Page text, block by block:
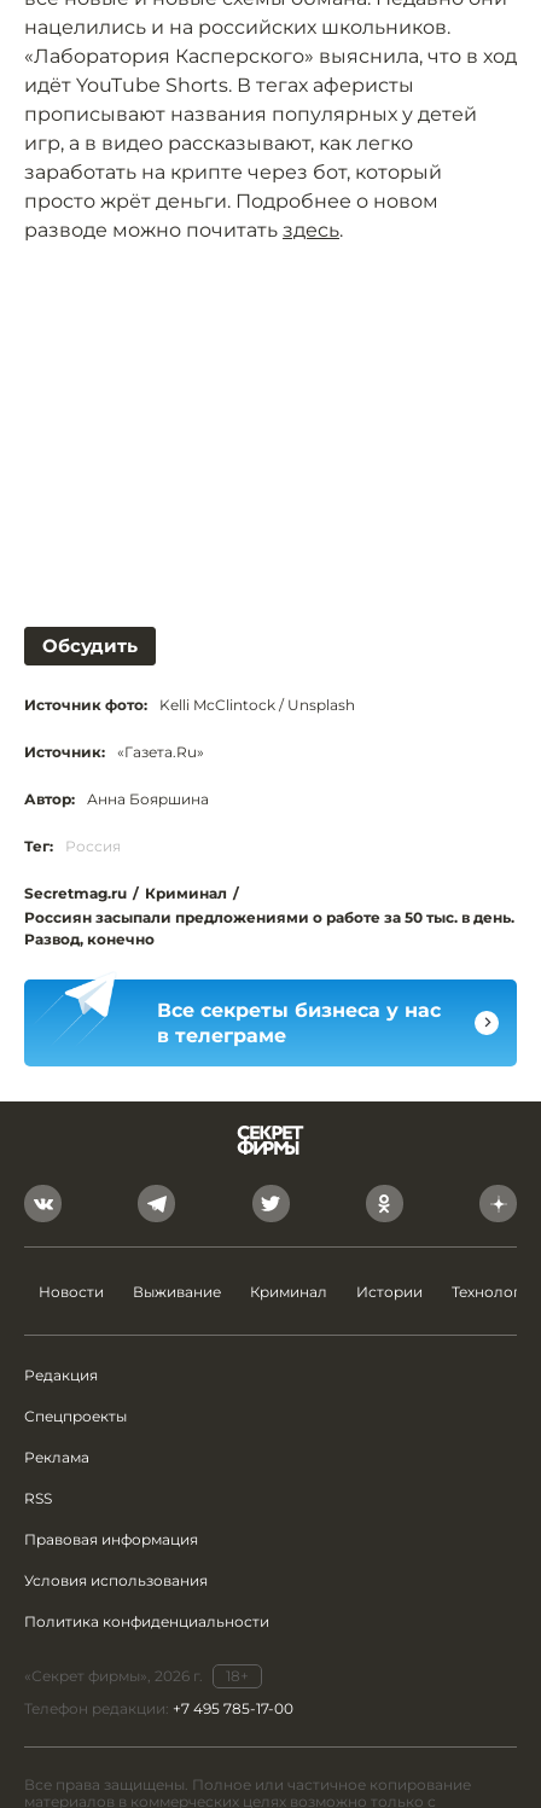
нацелились и на российских школьников.
«Лаборатория Касперского» выяснила, что в ход
идёт YouTube Shorts. В тегах аферисты
прописывают названия популярных у детей
игр, а в видео рассказывают, как легко
заработать на крипте через бот, который
просто жрёт деньги. Подробнее о новом
разводе можно почитать здесь.
Обсудить
Источник фото: Kelli McClintock / Unsplash
Источник: «Газета.Ru»
Автор: Анна Бояршина
Тег: Россия
Secretmag.ru / Криминал /
Россиян засыпали предложениями о работе за 50 тыс. в день.
Развод, конечно
Все секреты бизнеса у нас
в телеграме
Новости Выживание Криминал Истории Технологии
Редакция
Спецпроекты
Реклама
RSS
Правовая информация
Условия использования
Политика конфиденциальности
«Секрет фирмы», 2026 г.
18+
Телефон редакции: +7 495 785-17-00
Все права защищены. Полное или частичное копирование
материалов в коммерческих целях возможно только с